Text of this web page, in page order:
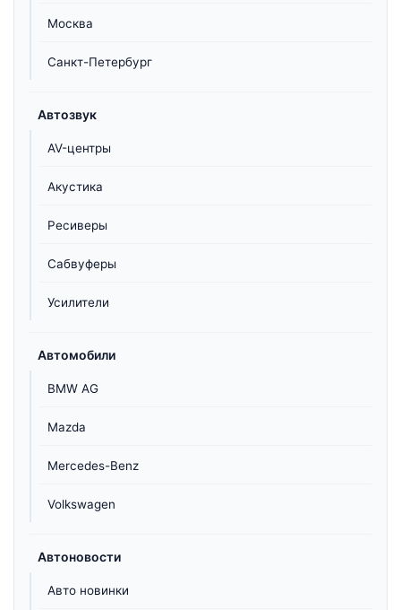
Москва
Санкт-Петербург
Автозвук
AV-центры
Акустика
Ресиверы
Сабвуферы
Усилители
Автомобили
BMW AG
Mazda
Mercedes-Benz
Volkswagen
Автоновости
Авто новинки